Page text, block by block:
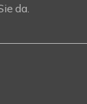
da.